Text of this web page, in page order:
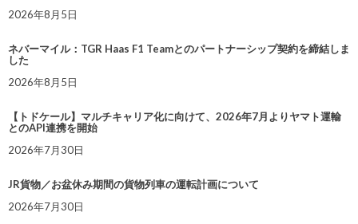
2026年8月5日
ネバーマイル：TGR Haas F1 Teamとのパートナーシップ契約を締結しま
した
2026年8月5日
【トドケール】マルチキャリア化に向けて、2026年7月よりヤマト運輸
とのAPI連携を開始
2026年7月30日
JR貨物／お盆休み期間の貨物列車の運転計画について
2026年7月30日